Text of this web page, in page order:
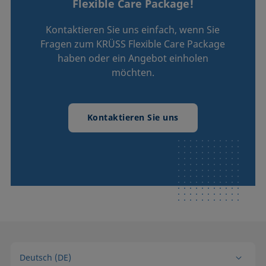
Instrumente: Ayríís*, BP100*, BPT Mobile*, DFA100,
TVA100B
(* ADVANCE Software-Upgrades sind nicht
inbegriffen, da diese Geräte ohne ADVANCE betrieben
Flexible Care Package!
Kontaktieren Sie uns einfach, wenn Sie
Fragen zum KRÜSS Flexible Care Package
haben oder ein Angebot einholen
möchten.
Kontaktieren Sie uns
Deutsch (DE)